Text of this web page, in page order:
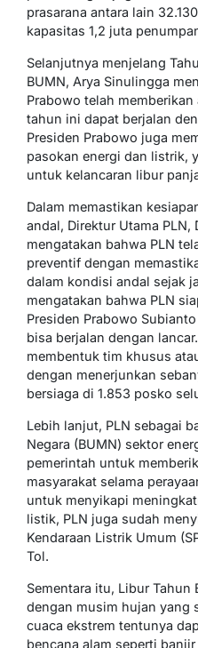
prasarana antara lain
kapasitas 1,2 juta
Selanjutnya menjelang
BUMN, Arya Sinulingga
Prabowo telah
tahun ini dapat berjalan
Presiden Prabowo juga
pasokan energi dan listrik,
untuk kelancaran libur
Dalam memastikan
andal, Direktur Utama PLN,
mengatakan bahwa PLN
preventif dengan
dalam kondisi andal sejak
mengatakan bahwa PLN
Presiden Prabowo
bisa berjalan dengan
membentuk tim khusus
dengan menerjunkan
bersiaga di 1.853 posko
Lebih lanjut, PLN sebagai
Negara (BUMN) sektor
pemerintah untuk
masyarakat selama
untuk menyikapi
listik, PLN juga sudah
Kendaraan Listrik Umum
Tol.
Sementara itu, Libur Tahun
dengan musim hujan yang
cuaca ekstrem tentunya
bencana alam seperti